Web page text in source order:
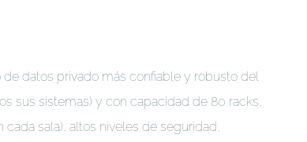
datos privado más confiable y robusto del
sus sistemas) y con capacidad de 80 racks,
cada sala), altos niveles de seguridad,